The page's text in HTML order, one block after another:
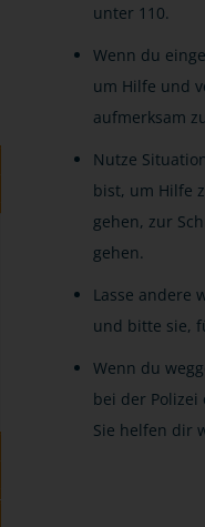
unter 110.
Wenn du
um Hilfe und
aufmerksam
Nutze
bist, um Hilfe
gehen, zur
gehen.
Lasse andere
und bitte sie,
Wenn du
bei der Polizei
Sie helfen dir